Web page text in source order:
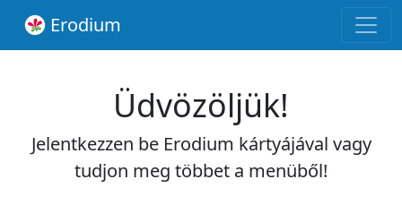
Erodium
Üdvözöljük!
Jelentkezzen be Erodium kártyájával vagy
tudjon meg többet a menüből!